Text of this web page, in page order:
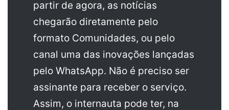
partir de agora, as notícias
chegarão diretamente pelo
formato Comunidades, ou pelo
canal uma das inovações lançadas
pelo WhatsApp. Não é preciso ser
assinante para receber o serviço.
Assim, o internauta pode ter, na